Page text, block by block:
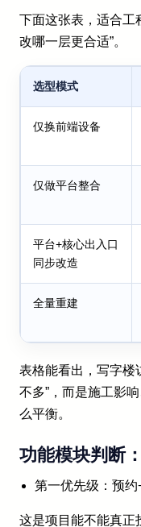
下面这张表，适合工
改哪一层更合适”。
选型模式
仅换前端设备
仅做平台整合
平台+核心出入口
同步改造
全量重建
表格能看出，写字楼
不多”，而是施工影
么平衡。
功能模块判断
第一优先级：预
这是项目能不能真正